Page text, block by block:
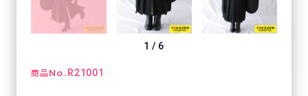
1 / 6
商品No. R21001